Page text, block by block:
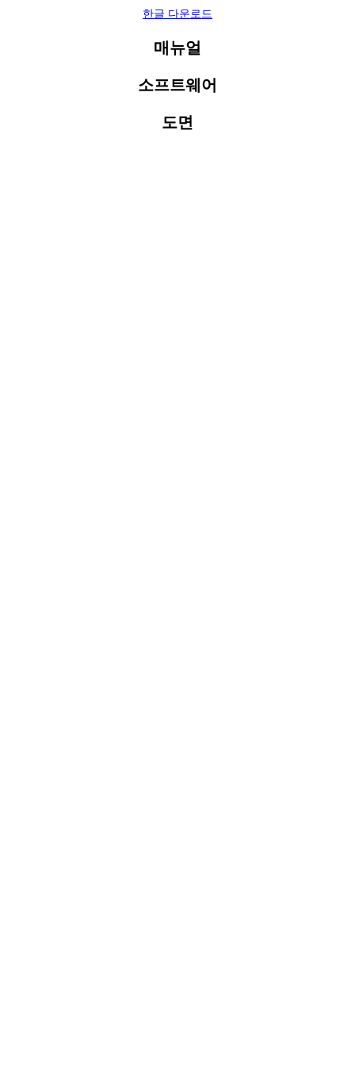
한글 다운로드
매뉴얼
소프트웨어
도면